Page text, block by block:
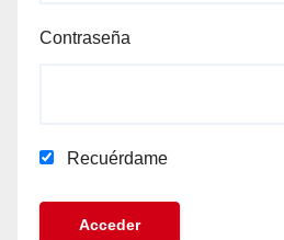
Contraseña
Recuérdame